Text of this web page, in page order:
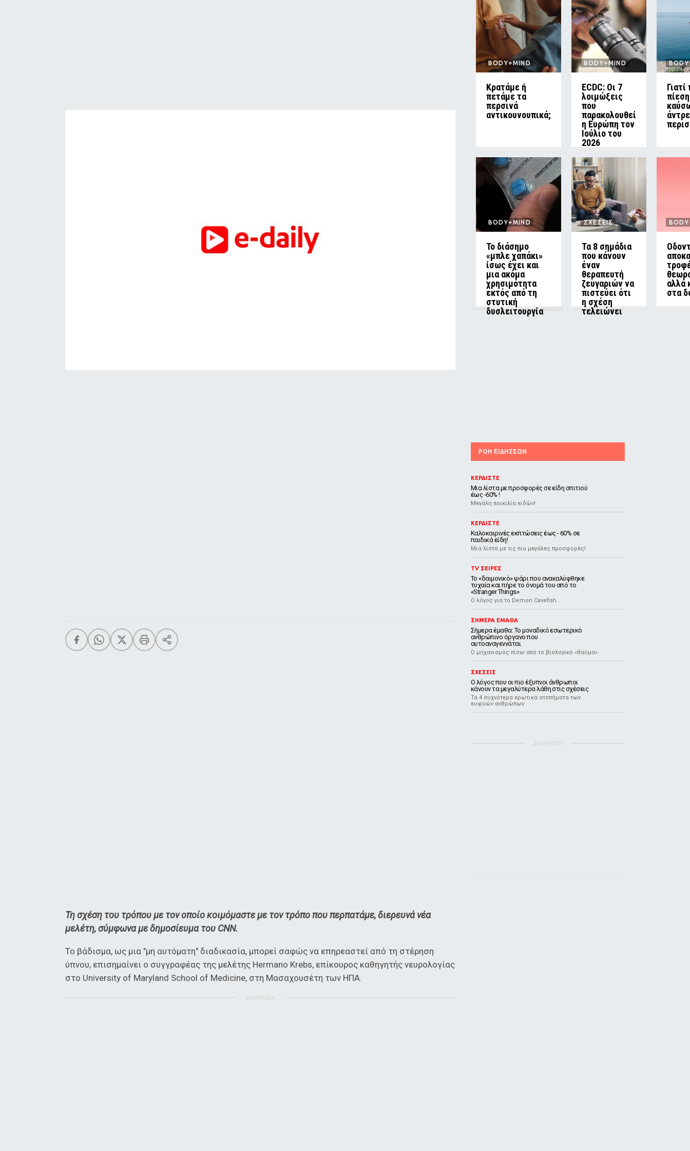
Τη σχέση του τρόπου με τον οποίο κοιμόμαστε με τον τρόπο που περπατάμε, διερευνά νέα
μελέτη, σύμφωνα με δημοσίευμα του CNN.
Το βάδισμα, ως μια "μη αυτόματη" διαδικασία, μπορεί σαφώς να επηρεαστεί από τη στέρηση
ύπνου, επισημαίνει ο συγγραφέας της μελέτης Hermano Krebs, επίκουρος καθηγητής νευρολογίας
στο University of Maryland School of Medicine, στη Μασαχουσέτη των ΗΠΑ.
ΔΙΑΦΗΜΙΣΗ
BODY+MIND
Κρατάμε ή
πετάμε τα
περσινά
αντικουνουπικά;
BODY+MIND
ECDC: Οι 7
λοιμώξεις
που
παρακολουθεί
η Ευρώπη τον
Ιούλιο του
2026
BODY+MIND
Το διάσημο
«μπλε χαπάκι»
ίσως έχει και
μια ακόμα
χρησιμότητα
εκτός από τη
στυτική
δυσλειτουργία
ΣΧΕΣΕΙΣ
Τα 8 σημάδια
που κάνουν
έναν
θεραπευτή
ζευγαριών να
πιστεύει ότι
η σχέση
τελειώνει
αλλά
στα
ΔΙΑΦΗΜΙΣΗ
ΡΟΗ ΕΙΔΗΣΕΩΝ
ΚΕΡΔΙΣΤΕ
Μια λίστα με προσφορές σε είδη σπιτιού
έως -60% !
Μεγάλη ποικιλία ειδών!
ΚΕΡΔΙΣΤΕ
Καλοκαιρινές εκπτώσεις έως - 60% σε
παιδικά είδη!
Μια λίστα με τις πιο μεγάλες προσφορές!
TV ΣΕΙΡΕΣ
Το «δαιμονικό» ψάρι που ανακαλύφθηκε
τυχαία και πήρε το όνομά του από το
«Stranger Things»
Ο λόγος για το Demon Cavefish
ΣΗΜΕΡΑ ΕΜΑΘΑ
Σήμερα έμαθα: Το μοναδικό εσωτερικό
ανθρώπινο όργανο που
αυτοαναγεννάται
Ο μηχανισμός πίσω από το βιολογικό «θαύμα»
ΣΧΕΣΕΙΣ
Ο λόγος που οι πιο έξυπνοι άνθρωποι
κάνουν τα μεγαλύτερα λάθη στις σχέσεις
Τα 4 συχνότερα ερωτικά ατοπήματα των
ευφυών ανθρώπων
ΔΙΑΦΗΜΙΣΗ